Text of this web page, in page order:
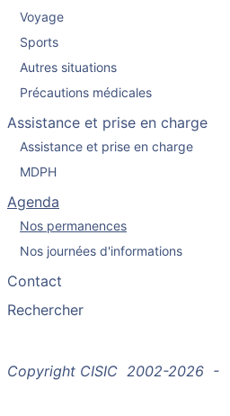
Voyage
Sports
Autres situations
Précautions médicales
Assistance et prise en charge
Assistance et prise en charge
MDPH
Agenda
Nos permanences
Nos journées d'informations
Contact
Rechercher
Copyright CISIC 2002-2026 -